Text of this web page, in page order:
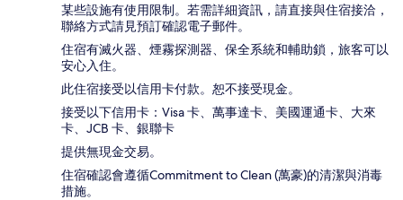
某些設施有使用限制。若需詳細資訊，請直接與住宿接洽，
聯絡方式請見預訂確認電子郵件。
住宿有滅火器、煙霧探測器、保全系統和輔助鎖，旅客可以
安心入住。
此住宿接受以信用卡付款。恕不接受現金。
接受以下信用卡：Visa 卡、萬事達卡、美國運通卡、大來
卡、JCB 卡、銀聯卡
提供無現金交易。
住宿確認會遵循Commitment to Clean (萬豪)的清潔與消毒
措施。